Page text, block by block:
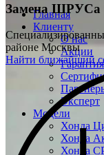
Главная
Клиенту
О нас
Акции
Гарантия
Эксперт
Модели
Хонда
Хонда
Хонда
Замена ШРУСа
районе Москвы
Найти ближайший